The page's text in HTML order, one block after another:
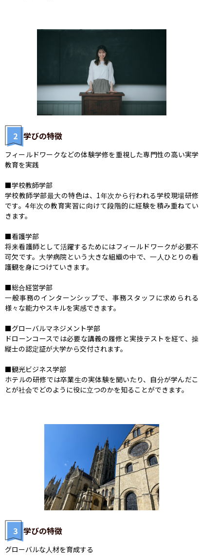
2 学びの特徴
フィールドワークなどの体験学修を重視した専門性の高い実学
教育を実践
■学校教師学部
学校教師学部最大の特色は、1年次から行われる学校現場研修
です。4年次の教育実習に向けて段階的に経験を積み重ねてい
きます。
■看護学部
将来看護師として活躍するためにはフィールドワークが必要不
可欠です。大学病院という大きな組織の中で、一人ひとりの看
護観を身につけていきます。
■総合経営学部
一般事務のインターンシップで、事務スタッフに求められる
様々な能力やスキルを実感できます。
■グローバルマネジメント学部
ドローンコースでは必要な講義の履修と実技テストを経て、操
縦士の認定証が大学から交付されます。
■観光ビジネス学部
ホテルの研修では卒業生の実体験を聞いたり、自分が学んだこ
とが社会でどのように役に立つのかを知ることができます。
3 学びの特徴
グローバルな人材を育成する